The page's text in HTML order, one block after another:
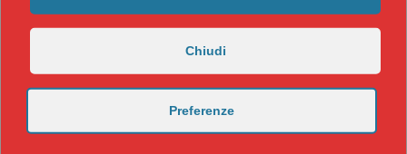
https://nicomaccentelli.substack.com/
Chiudi
Preferenze